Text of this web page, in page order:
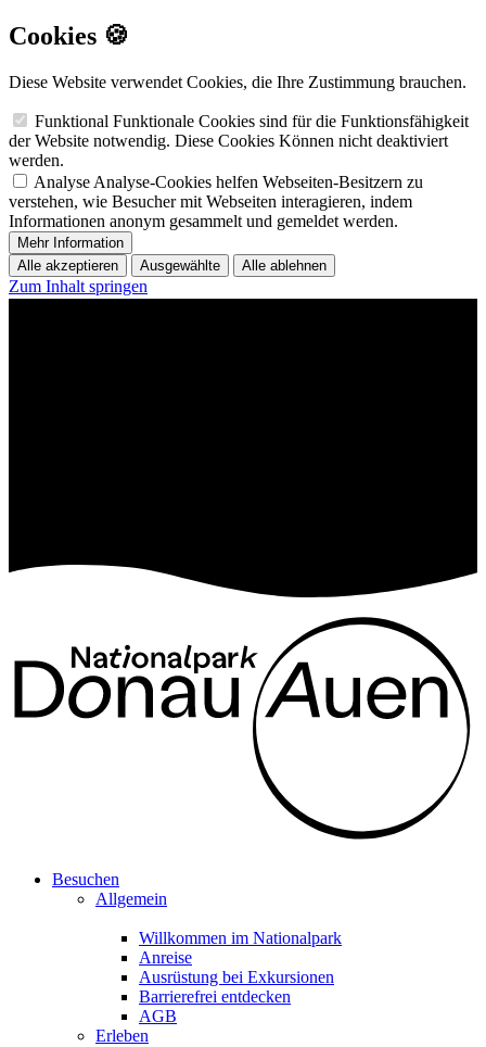
Cookies 🍪
Diese Website verwendet Cookies, die Ihre Zustimmung brauchen.
Funktional Funktionale Cookies sind für die Funktionsfähigkeit
der Website notwendig. Diese Cookies Können nicht deaktiviert
werden.
Analyse Analyse-Cookies helfen Webseiten-Besitzern zu
verstehen, wie Besucher mit Webseiten interagieren, indem
Informationen anonym gesammelt und gemeldet werden.
Mehr Information
Alle akzeptieren
Ausgewählte Alle ablehnen
Zum Inhalt springen
Besuchen
Allgemein
Willkommen im Nationalpark
Anreise
Ausrüstung bei Exkursionen
Barrierefrei entdecken
AGB
Erleben